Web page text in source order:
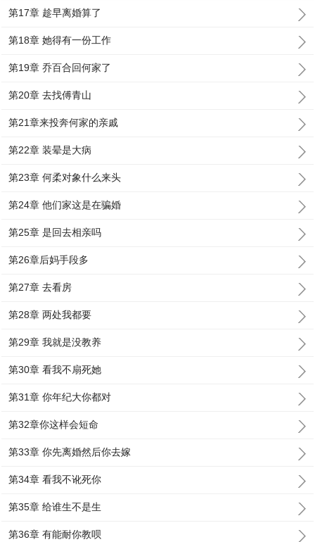
第17章 趁早离婚算了
第18章 她得有一份工作
第19章 乔百合回何家了
第20章 去找傅青山
第21章来投奔何家的亲戚
第22章 装晕是大病
第23章 何柔对象什么来头
第24章 他们家这是在骗婚
第25章 是回去相亲吗
第26章后妈手段多
第27章 去看房
第28章 两处我都要
第29章 我就是没教养
第30章 看我不扇死她
第31章 你年纪大你都对
第32章你这样会短命
第33章 你先离婚然后你去嫁
第34章 看我不讹死你
第35章 给谁生不是生
第36章 有能耐你教呗